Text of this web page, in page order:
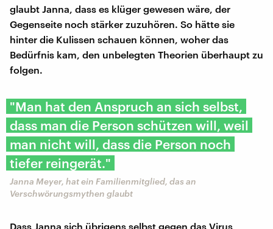
glaubt Janna, dass es klüger gewesen wäre, der
Gegenseite noch stärker zuzuhören. So hätte sie
hinter die Kulissen schauen können, woher das
Bedürfnis kam, den unbelegten Theorien überhaupt zu
folgen.
"Man hat den Anspruch an sich selbst,
dass man die Person schützen will, weil
man nicht will, dass die Person noch
tiefer reingerät."
Janna Meyer, hat ein Familienmitglied, das an
Verschwörungsmythen glaubt
Dass Janna sich übrigens selbst gegen das Virus